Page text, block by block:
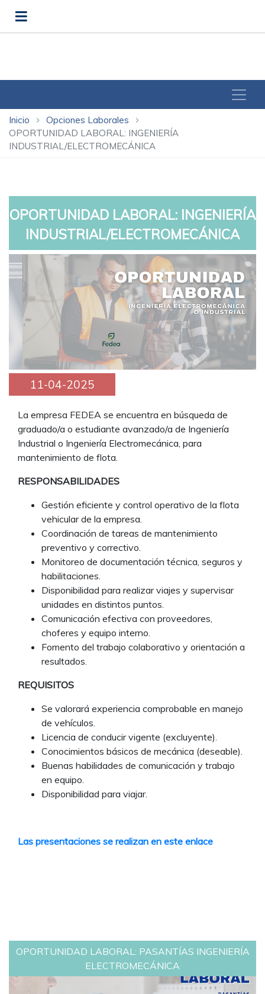
Inicio chevron_right Opciones Laborales chevron_right
OPORTUNIDAD LABORAL: INGENIERÍA
INDUSTRIAL/ELECTROMECÁNICA
OPORTUNIDAD LABORAL: INGENIERÍA
INDUSTRIAL/ELECTROMECÁNICA
11-04-2025
La empresa FEDEA se encuentra en búsqueda de
graduado/a o estudiante avanzado/a de Ingeniería
Industrial o Ingeniería Electromecánica, para
mantenimiento de flota.
RESPONSABILIDADES
Gestión eficiente y control operativo de la flota
vehicular de la empresa.
Coordinación de tareas de mantenimiento
preventivo y correctivo.
Monitoreo de documentación técnica, seguros y
habilitaciones.
Disponibilidad para realizar viajes y supervisar
unidades en distintos puntos.
Comunicación efectiva con proveedores,
choferes y equipo interno.
Fomento del trabajo colaborativo y orientación a
resultados.
REQUISITOS
Se valorará experiencia comprobable en manejo
de vehículos.
Licencia de conducir vigente (excluyente).
Conocimientos básicos de mecánica (deseable).
Buenas habilidades de comunicación y trabajo
en equipo.
Disponibilidad para viajar.
Las presentaciones se realizan en este enlace
OPORTUNIDAD LABORAL: PASANTÍAS INGENIERÍA
ELECTROMECÁNICA